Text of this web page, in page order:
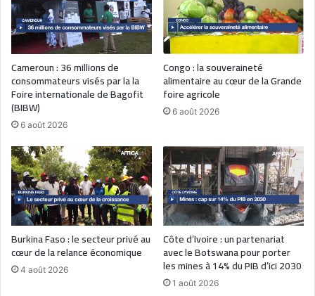
Cameroun : 36 millions de
consommateurs visés par la la
Foire internationale de Bagofit
(BIBW)
6 août 2026
Congo : la souveraineté
alimentaire au cœur de la Grande
foire agricole
6 août 2026
Burkina Faso : le secteur privé au
cœur de la relance économique
4 août 2026
Côte d’Ivoire : un partenariat
avec le Botswana pour porter
les mines à 14% du PIB d’ici 2030
1 août 2026